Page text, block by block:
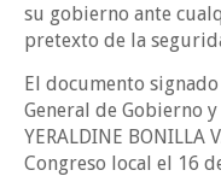
su gobierno ante
pretexto de la
El documento
General de Gobierno
YERALDINE BONILLA
Congreso local el 16